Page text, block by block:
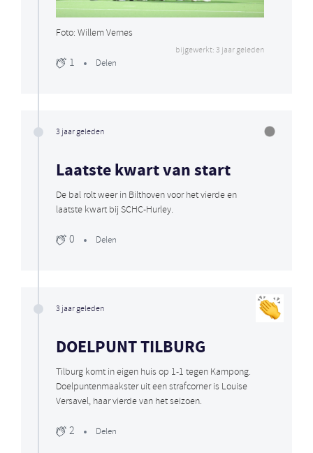
Foto: Willem Vernes
bijgewerkt: 3 jaar geleden
1 Delen
3 jaar geleden
Laatste kwart van start
De bal rolt weer in Bilthoven voor het vierde en
laatste kwart bij SCHC-Hurley.
0 Delen
3 jaar geleden
DOELPUNT TILBURG
Tilburg komt in eigen huis op 1-1 tegen Kampong.
Doelpuntenmaakster uit een strafcorner is Louise
Versavel, haar vierde van het seizoen.
2 Delen